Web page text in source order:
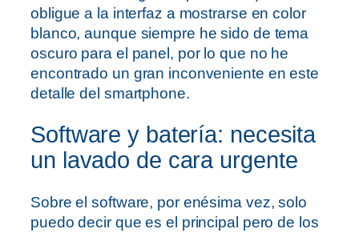
obligue a la interfaz a mostrarse en color
blanco, aunque siempre he sido de tema
oscuro para el panel, por lo que no he
encontrado un gran inconveniente en este
detalle del smartphone.
Software y batería: necesita
un lavado de cara urgente
Sobre el software, por enésima vez, solo
puedo decir que es el principal pero de los